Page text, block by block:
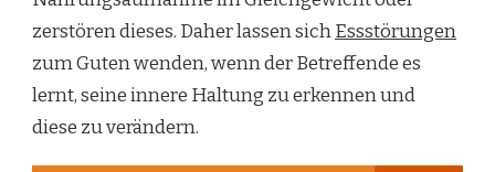
zerstören dieses. Daher lassen sichEssstörungen
zum Guten wenden, wenn der Betreffende es
lernt, seine innere Haltung zu erkennen und
diese zu verändern.